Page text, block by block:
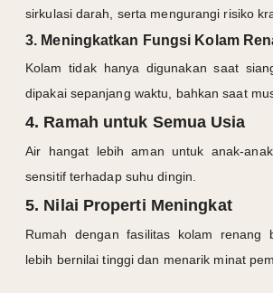
sirkulasi darah, serta mengurangi risiko
3. Meningkatkan Fungsi Kolam
Kolam tidak hanya digunakan saat
dipakai sepanjang waktu, bahkan saat
4. Ramah untuk Semua Usia
Air hangat lebih aman untuk anak-
sensitif terhadap suhu dingin.
5. Nilai Properti Meningkat
Rumah dengan fasilitas kolam renang
lebih bernilai tinggi dan menarik minat